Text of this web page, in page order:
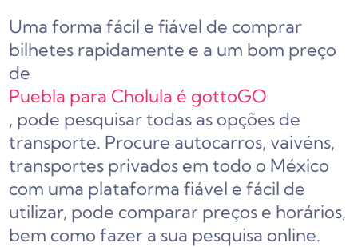
Uma forma fácil e fiável de comprar
bilhetes rapidamente e a um bom preço
de
Puebla para Cholula é gottoGO
, pode pesquisar todas as opções de
transporte. Procure autocarros, vaivéns,
transportes privados em todo o México
com uma plataforma fiável e fácil de
utilizar, pode comparar preços e horários,
bem como fazer a sua pesquisa online.